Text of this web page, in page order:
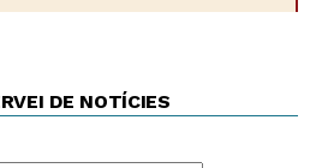
DE NOTÍCIES